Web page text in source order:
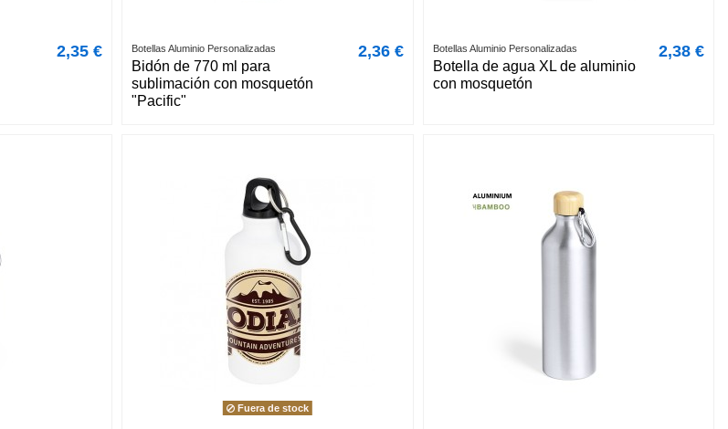
2,35 € Botellas Aluminio Personalizadas
Bidón de 770 ml para
sublimación con mosquetón
"Pacific"
2,36 € Botellas Aluminio Personalizadas
Botella de agua XL de aluminio
con mosquetón
2,38 €
Fuera de stock